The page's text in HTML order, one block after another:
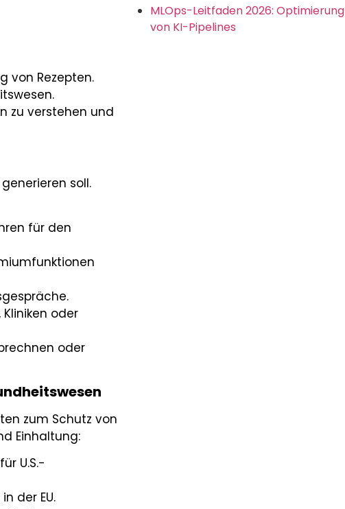
von Rezepten.
zu verstehen und
soll.
für den
oder
oder
zum Schutz von
Einhaltung:
für U.S.-
der EU.
MLOps-Leitfaden 2026: Optimierung
von KI-Pipelines